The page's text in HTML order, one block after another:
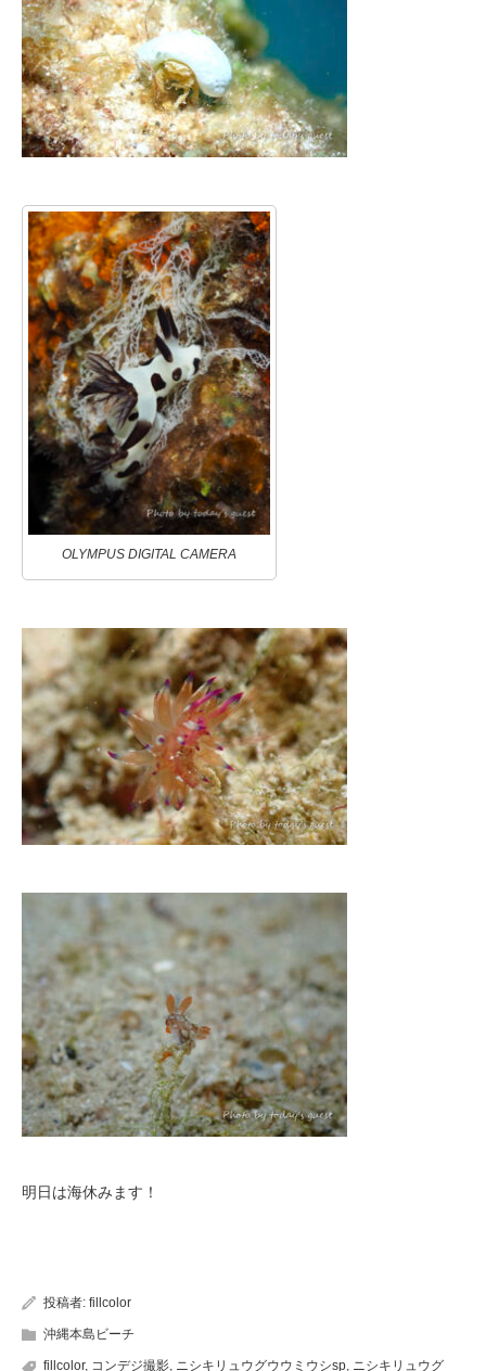
OLYMPUS DIGITAL CAMERA
明日は海休みます！
投稿者: fillcolor
沖縄本島ビーチ
fillcolor, コンデジ撮影 ニシキリュウグウウミウシsp ニシキリュウグ